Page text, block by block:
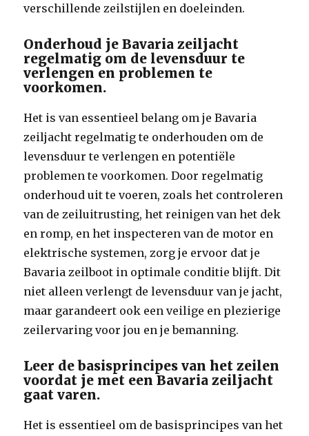
verschillende zeilstijlen en doeleinden.
Onderhoud je Bavaria zeiljacht
regelmatig om de levensduur te
verlengen en problemen te
voorkomen.
Het is van essentieel belang om je Bavaria
zeiljacht regelmatig te onderhouden om de
levensduur te verlengen en potentiële
problemen te voorkomen. Door regelmatig
onderhoud uit te voeren, zoals het controleren
van de zeiluitrusting, het reinigen van het dek
en romp, en het inspecteren van de motor en
elektrische systemen, zorg je ervoor dat je
Bavaria zeilboot in optimale conditie blijft. Dit
niet alleen verlengt de levensduur van je jacht,
maar garandeert ook een veilige en plezierige
zeilervaring voor jou en je bemanning.
Leer de basisprincipes van het zeilen
voordat je met een Bavaria zeiljacht
gaat varen.
Het is essentieel om de basisprincipes van het